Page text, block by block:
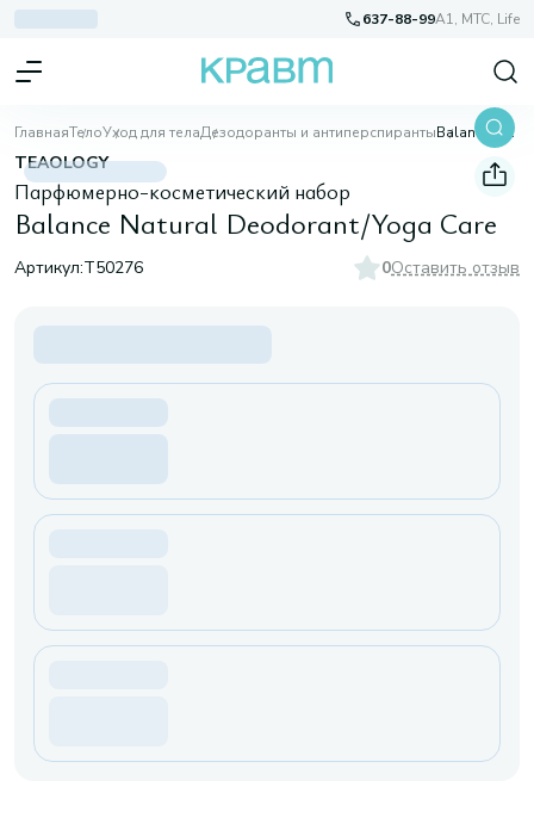
637-88-99A1, МТС, Life
ГлавнаяТелоУход для телаДезодоранты и антиперспиранты Balance Natural Deodorant/Yoga Care
TEAOLOGY
Парфюмерно-косметический набор
Balance Natural Deodorant/Yoga Care
Артикул:T50276 0Оставить отзыв